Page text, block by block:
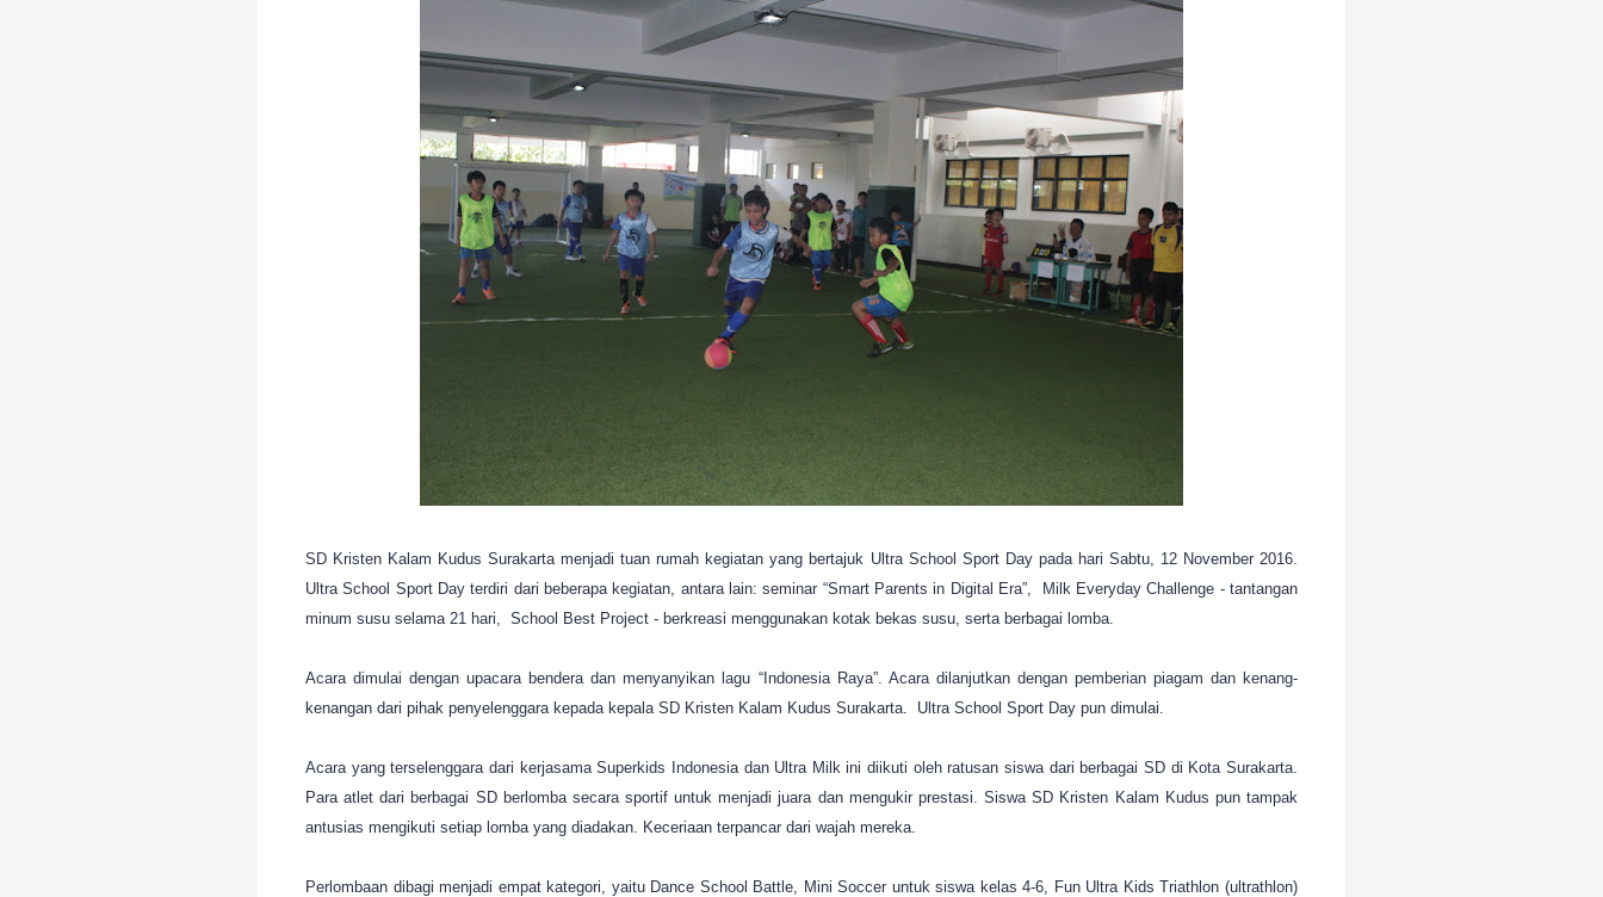
SD Kristen Kalam Kudus Surakarta menjadi tuan rumah kegiatan yang bertajuk Ultra School Sport Day pada hari Sabtu, 12 November 2016.
Ultra School Sport Day terdiri dari beberapa kegiatan, antara lain: seminar “Smart Parents in Digital Era”, Milk Everyday Challenge - tantangan
minum susu selama 21 hari, School Best Project - berkreasi menggunakan kotak bekas susu, serta berbagai lomba.
Acara dimulai dengan upacara bendera dan menyanyikan lagu “Indonesia Raya”. Acara dilanjutkan dengan pemberian piagam dan kenang-
kenangan dari pihak penyelenggara kepada kepala SD Kristen Kalam Kudus Surakarta. Ultra School Sport Day pun dimulai.
Acara yang terselenggara dari kerjasama Superkids Indonesia dan Ultra Milk ini diikuti oleh ratusan siswa dari berbagai SD di Kota Surakarta.
Para atlet dari berbagai SD berlomba secara sportif untuk menjadi juara dan mengukir prestasi. Siswa SD Kristen Kalam Kudus pun tampak
antusias mengikuti setiap lomba yang diadakan. Keceriaan terpancar dari wajah mereka.
Perlombaan dibagi menjadi empat kategori, yaitu Dance School Battle, Mini Soccer untuk siswa kelas 4-6, Fun Ultra Kids Triathlon (ultrathlon)